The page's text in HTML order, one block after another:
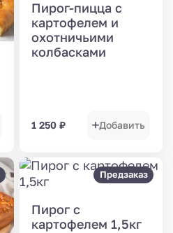
Пирог-пицца с
картофелем и
охотничьими
колбасками
1 250 ₽ Добавить
Предзаказ
Пирог с
картофелем 1,5кг